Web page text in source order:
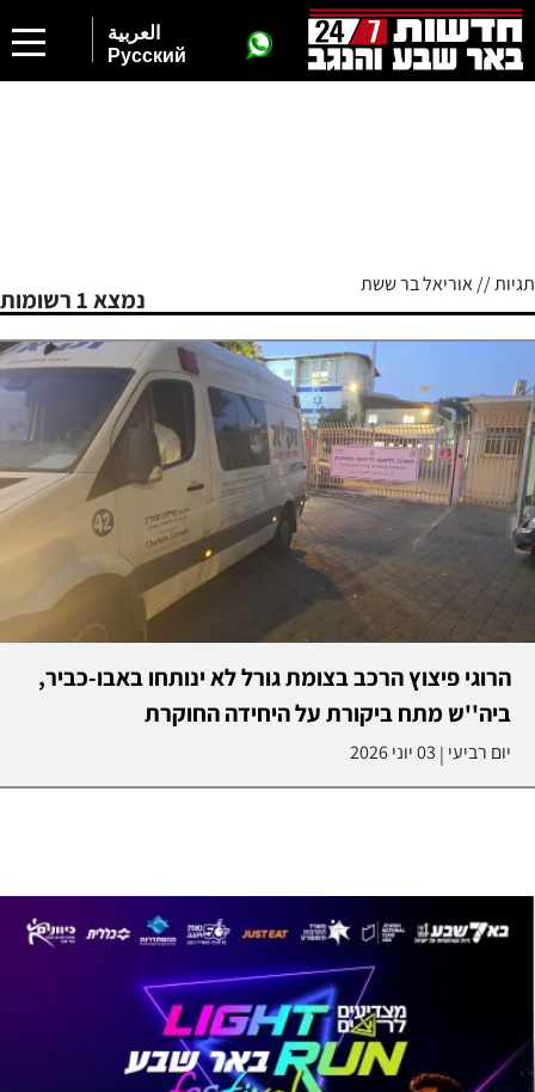
العربية
Русский
תגיות // אוריאל בר ששת
נמצא 1 רשומות
הרוגי פיצוץ הרכב בצומת גורל לא ינותחו באבו-כביר,
ביה''ש מתח ביקורת על היחידה החוקרת
יום רביעי | 03 יוני 2026